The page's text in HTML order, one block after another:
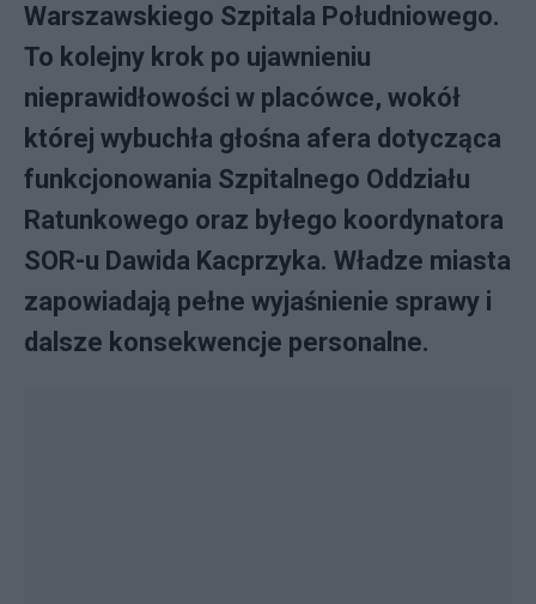
Warszawskiego Szpitala Południowego.
To kolejny krok po ujawnieniu
nieprawidłowości w placówce, wokół
której wybuchła głośna afera dotycząca
funkcjonowania Szpitalnego Oddziału
Ratunkowego oraz byłego koordynatora
SOR-u Dawida Kacprzyka. Władze miasta
zapowiadają pełne wyjaśnienie sprawy i
dalsze konsekwencje personalne.